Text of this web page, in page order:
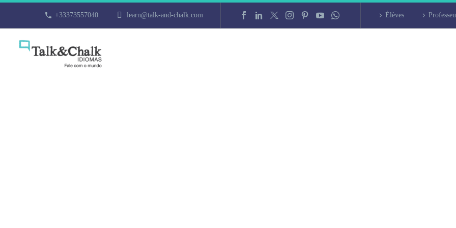
+33373557040 learn@talk-and-chalk.com Élèves